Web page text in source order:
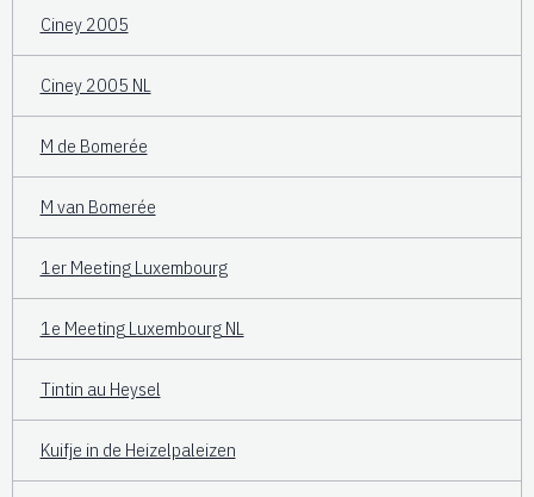
Ciney 2005
Ciney 2005 NL
M de Bomerée
M van Bomerée
1er Meeting Luxembourg
1e Meeting Luxembourg NL
Tintin au Heysel
Kuifje in de Heizelpaleizen